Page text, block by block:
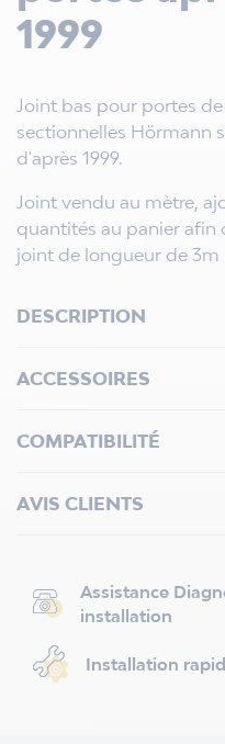
1999
Joint bas pour portes
sectionnelles Hörmann
d'après 1999.
Joint vendu au mètre,
quantités au panier afin
joint de longueur de 3m
DESCRIPTION
ACCESSOIRES
COMPATIBILITÉ
AVIS CLIENTS
Assistance
installation
Installation